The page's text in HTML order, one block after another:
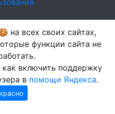
на всех своих сайтах,
функции сайта не
включить поддержку
в помощи Яндекса.